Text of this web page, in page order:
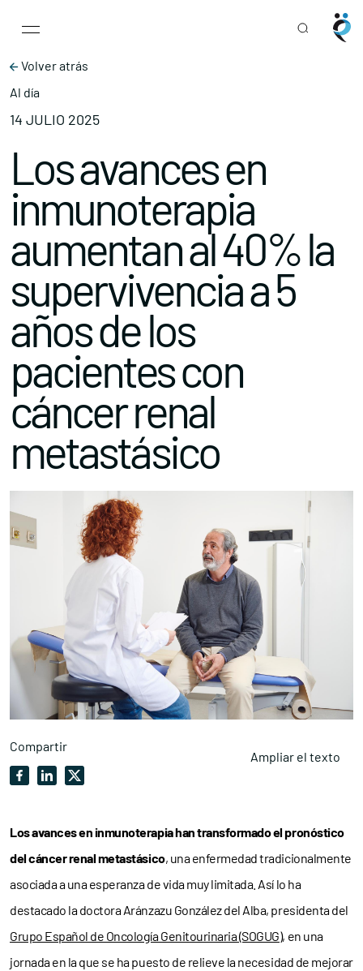
Main Navigation
Volver atrás
Al día
14 JULIO 2025
Los avances en
inmunoterapia
aumentan al 40% la
supervivencia a 5
años de los
pacientes con
cáncer renal
metastásico
Compartir
Ampliar el texto
Los avances en inmunoterapia han transformado el pronóstico
del cáncer renal metastásico, una enfermedad tradicionalmente
asociada a una esperanza de vida muy limitada. Así lo ha
destacado la doctora Aránzazu González del Alba, presidenta del
Grupo Español de Oncología Genitourinaria (SOGUG), en una
jornada en la que se ha puesto de relieve la necesidad de mejorar